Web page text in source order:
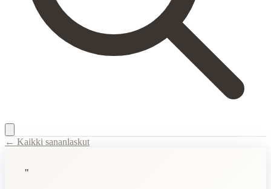
← Kaikki sananlaskut
"